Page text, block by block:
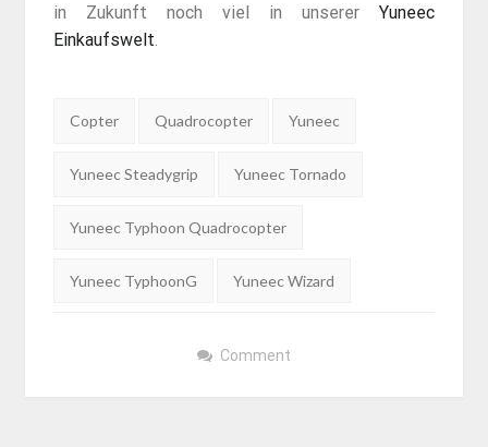
in Zukunft noch viel in unsererYuneec
Einkaufswelt
Tags:
Copter Quadrocopter Yuneec
Yuneec Steadygrip Yuneec Tornado
Yuneec Typhoon Quadrocopter
Yuneec TyphoonG Yuneec Wizard
Comment